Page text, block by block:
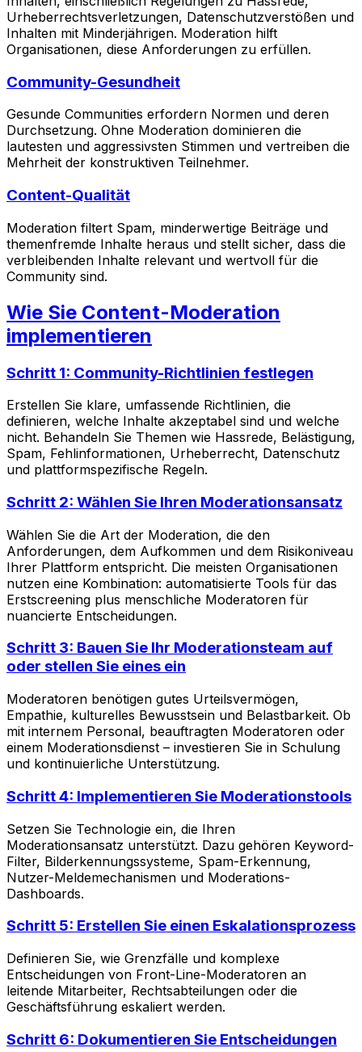
Urheberrechtsverletzungen, Datenschutzverstößen und
Inhalten mit Minderjährigen. Moderation hilft
Organisationen, diese Anforderungen zu erfüllen.
Community-Gesundheit
Gesunde Communities erfordern Normen und deren
Durchsetzung. Ohne Moderation dominieren die
lautesten und aggressivsten Stimmen und vertreiben die
Mehrheit der konstruktiven Teilnehmer.
Content-Qualität
Moderation filtert Spam, minderwertige Beiträge und
themenfremde Inhalte heraus und stellt sicher, dass die
verbleibenden Inhalte relevant und wertvoll für die
Community sind.
Wie Sie Content-Moderation
implementieren
Schritt 1: Community-Richtlinien festlegen
Erstellen Sie klare, umfassende Richtlinien, die
definieren, welche Inhalte akzeptabel sind und welche
nicht. Behandeln Sie Themen wie Hassrede, Belästigung,
Spam, Fehlinformationen, Urheberrecht, Datenschutz
und plattformspezifische Regeln.
Schritt 2: Wählen Sie Ihren Moderationsansatz
Wählen Sie die Art der Moderation, die den
Anforderungen, dem Aufkommen und dem Risikoniveau
Ihrer Plattform entspricht. Die meisten Organisationen
nutzen eine Kombination: automatisierte Tools für das
Erstscreening plus menschliche Moderatoren für
nuancierte Entscheidungen.
Schritt 3: Bauen Sie Ihr Moderationsteam auf
oder stellen Sie eines ein
Moderatoren benötigen gutes Urteilsvermögen,
Empathie, kulturelles Bewusstsein und Belastbarkeit. Ob
mit internem Personal, beauftragten Moderatoren oder
einem Moderationsdienst – investieren Sie in Schulung
und kontinuierliche Unterstützung.
Schritt 4: Implementieren Sie Moderationstools
Setzen Sie Technologie ein, die Ihren
Moderationsansatz unterstützt. Dazu gehören Keyword-
Filter, Bilderkennungssysteme, Spam-Erkennung,
Nutzer-Meldemechanismen und Moderations-
Dashboards.
Schritt 5: Erstellen Sie einen Eskalationsprozess
Definieren Sie, wie Grenzfälle und komplexe
Entscheidungen von Front-Line-Moderatoren an
leitende Mitarbeiter, Rechtsabteilungen oder die
Geschäftsführung eskaliert werden.
Schritt 6: Dokumentieren Sie Entscheidungen